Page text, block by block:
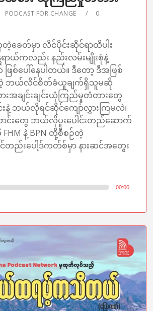
PODCAST FOR CHANGE
0
ခေတ်မှာ လိင်ပိုင်းဆိုင်ရာထိပါး
ာယ်ကလည်း နည်းလမ်းမျိုးစုံနဲ့‌
စ်ပေါ်နေပါတယ်။ ဒီတော့ ဒီအဖြစ်
ဘယ်လိင်စိတ်ခံယူချက်ရှိသူမဆို
အချင်းချင်းယုံကြည်မှုတံတား‌တွေ
နဲ့ ဘယ်လိုရင်ဆိုင်ကျော်လွှားကြမလဲ၊
ာင်းတွေ ဘယ်လိုပူးပေါင်းတည်ဆောက်
နဲ့ BPN တို့စီစဉ်တဲ့
ည်းပေါ့ဒ်ကတ်စ်မှာ နားဆင်အတွေး
00:00